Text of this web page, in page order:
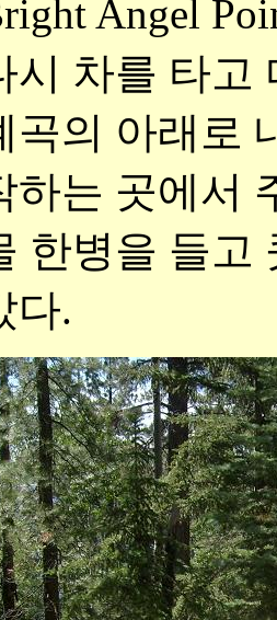
Angel
시 차를 타고
곡의 아래로
하는 곳에서
한병을 들고
다.